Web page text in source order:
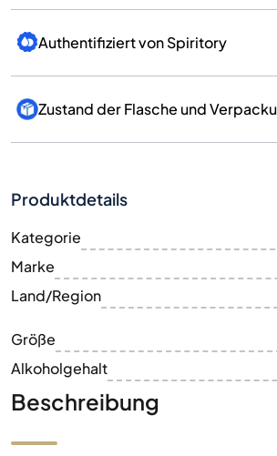
Authentifiziert von Spiritory
Zustand der Flasche und
Produktdetails
Kategorie
Marke
Land/Region
Größe
Alkoholgehalt
Beschreibung